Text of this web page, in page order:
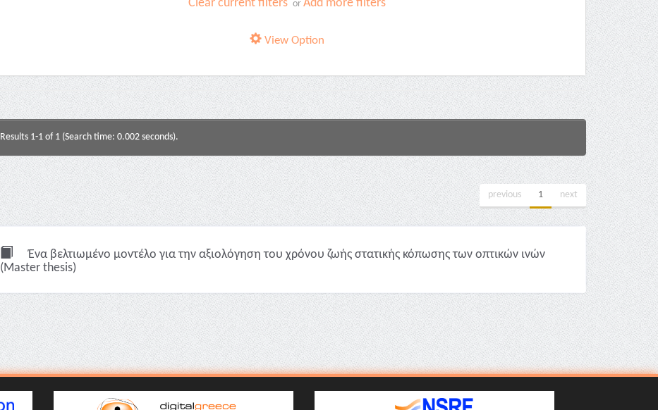
Clear current filters orAdd more filters
View Option
Results 1-1 of 1 (Search time: 0.002 seconds).
previous 1 next
Ένα βελτιωμένο μοντέλο για την αξιολόγηση του χρόνου ζωής στατικής κόπωσης των οπτικών ινών
(Master thesis)